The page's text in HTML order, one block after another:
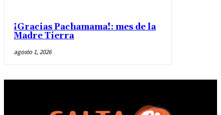
¡Gracias Pachamama!: mes de la
Madre Tierra
agosto 1, 2026